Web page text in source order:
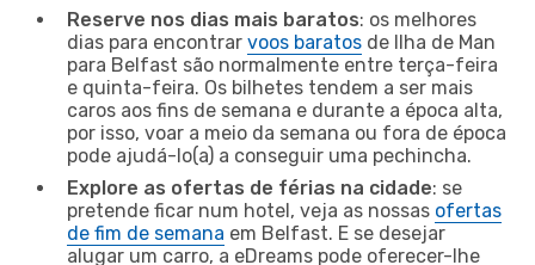
Reserve nos dias mais baratos: os melhores
dias para encontrar voos baratos de Ilha de Man
para Belfast são normalmente entre terça-feira
e quinta-feira. Os bilhetes tendem a ser mais
caros aos fins de semana e durante a época alta,
por isso, voar a meio da semana ou fora de época
pode ajudá-lo(a) a conseguir uma pechincha.
Explore as ofertas de férias na cidade: se
pretende ficar num hotel, veja as nossas ofertas
de fim de semana em Belfast. E se desejar
alugar um carro, a eDreams pode oferecer-lhe